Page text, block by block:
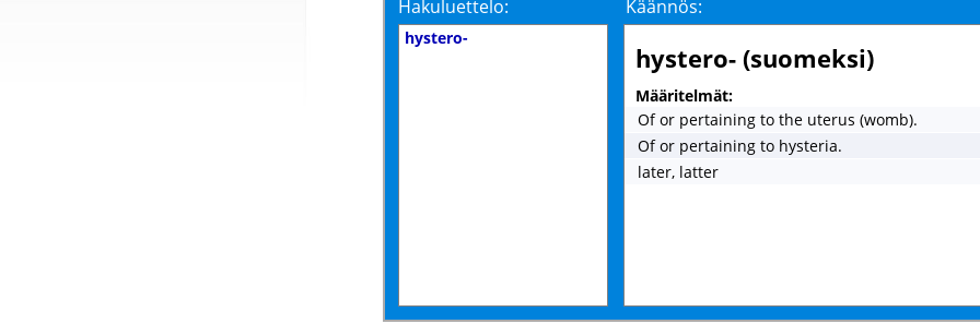
Hakuluettelo: Käännös:
hystero-
hystero- (suomeksi)
Määritelmät:
Of or pertaining to the uterus (womb).
Of or pertaining to hysteria.
later, latter